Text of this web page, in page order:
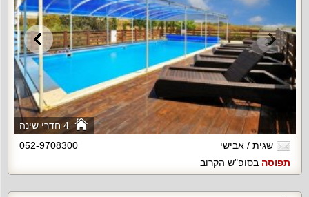
4 חדרי שינה
שגית / אבישי
052-9708300
תפוסה בסופ"ש הקרוב